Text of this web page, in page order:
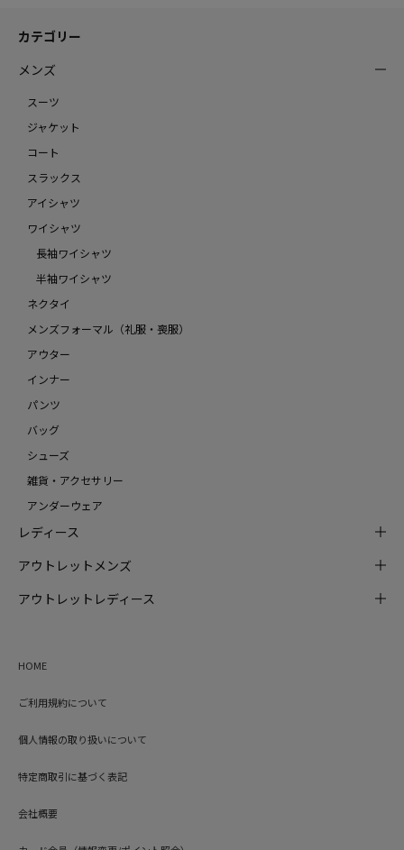
カテゴリー
メンズ
スーツ
ジャケット
コート
スラックス
アイシャツ
ワイシャツ
長袖ワイシャツ
半袖ワイシャツ
ネクタイ
メンズフォーマル（礼服・喪服）
アウター
インナー
パンツ
バッグ
シューズ
雑貨・アクセサリー
アンダーウェア
レディース
アウトレットメンズ
アウトレットレディース
HOME
ご利用規約について
個人情報の取り扱いについて
特定商取引に基づく表記
会社概要